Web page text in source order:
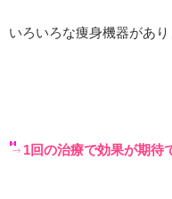
いろいろな痩身機器があり
1回の治療で効果が期待